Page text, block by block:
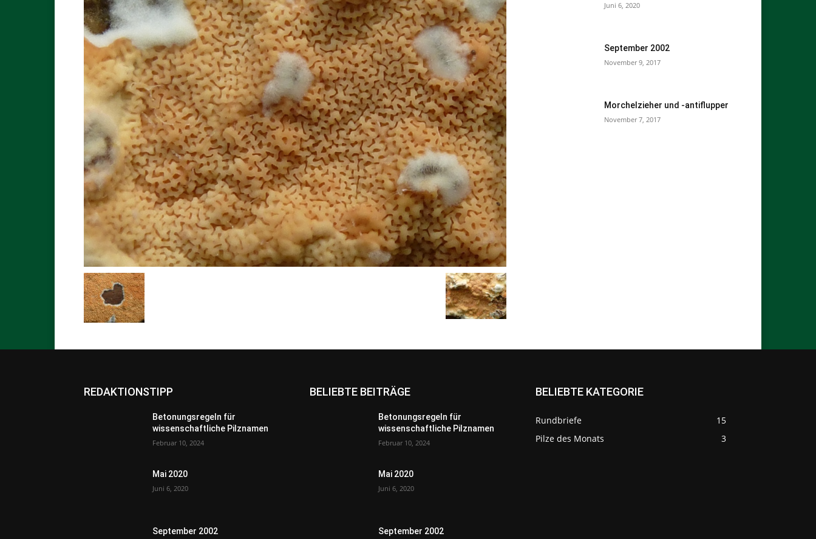
Juni 6, 2020
September 2002
November 9, 2017
Morchelzieher und -antiflupper
November 7, 2017
REDAKTIONSTIPP
Betonungsregeln für
wissenschaftliche Pilznamen
Februar 10, 2024
Mai 2020
Juni 6, 2020
September 2002
BELIEBTE BEITRÄGE
Betonungsregeln für
wissenschaftliche Pilznamen
Februar 10, 2024
Mai 2020
Juni 6, 2020
September 2002
BELIEBTE KATEGORIE
Rundbriefe
15
Pilze des Monats
3